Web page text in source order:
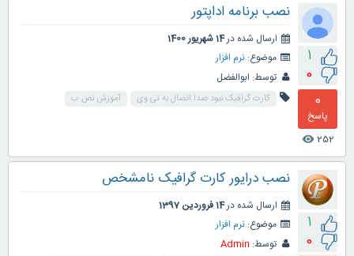
1
0
0
پاسخ
252
visibility
نصب برنامه اداپتور
ارسال شده در14 شهریور 1400
موضوع: نرم افزار
توسط: ابوالفضل
کارت گرافیک نبود صدا اتصال به تی وی آموزش نص ب
1
0
نصب درایور کارت گرافیک نامشخص
ارسال شده در14 فروردین 1397
موضوع: نرم افزار
توسط: Admin